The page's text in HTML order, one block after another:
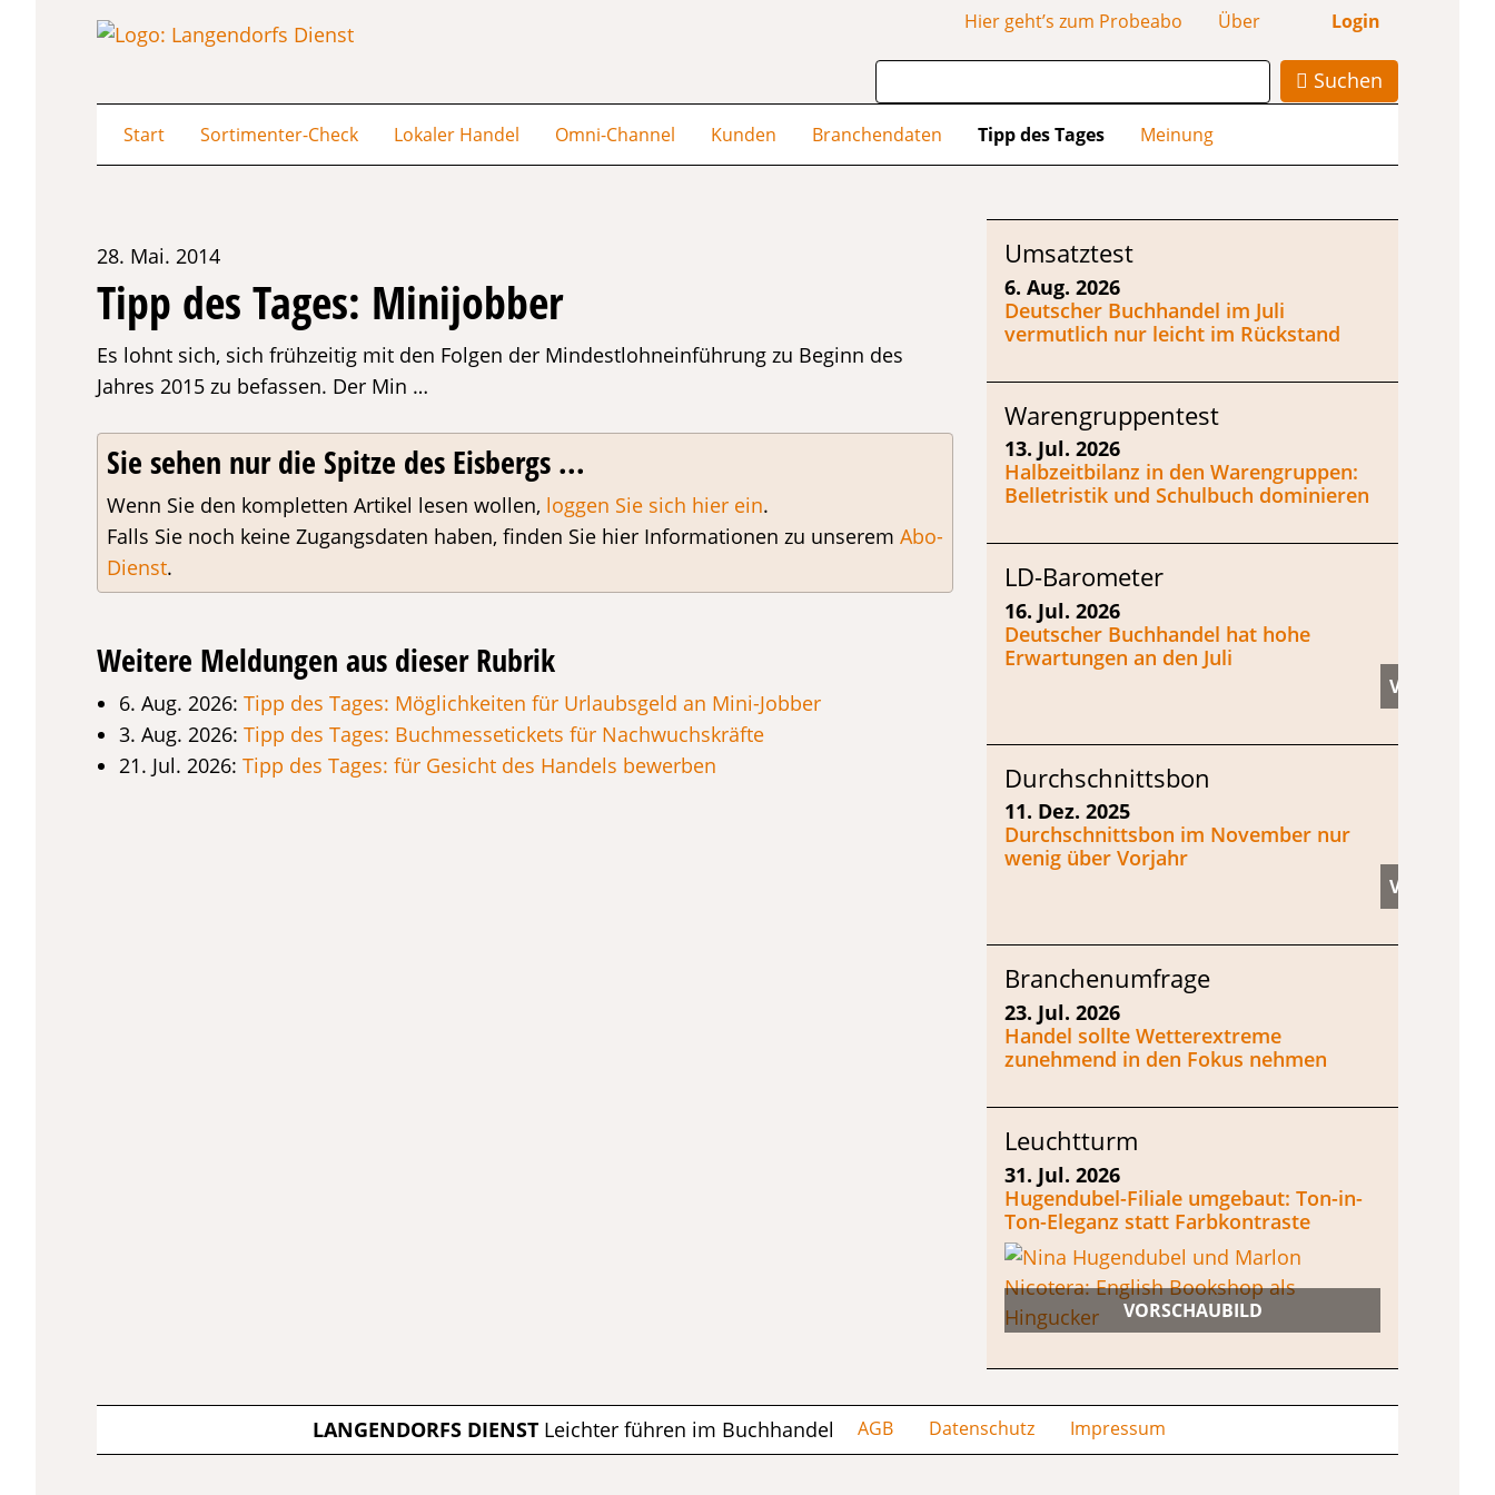
Hier geht’s zum Probeabo Über Login
Suchen
Start Sortimenter-Check Lokaler Handel Omni-Channel Kunden Branchendaten Tipp des Tages Meinung
28. Mai. 2014
Tipp des Tages: Minijobber
Es lohnt sich, sich frühzeitig mit den Folgen der Mindestlohneinführung zu Beginn des
Jahres 2015 zu befassen. Der Min …
Sie sehen nur die Spitze des Eisbergs ...
Wenn Sie den kompletten Artikel lesen wollen, loggen Sie sich hier ein.
Falls Sie noch keine Zugangsdaten haben, finden Sie hier Informationen zu unserem Abo-
Dienst.
Weitere Meldungen aus dieser Rubrik
6. Aug. 2026: Tipp des Tages: Möglichkeiten für Urlaubsgeld an Mini-Jobber
3. Aug. 2026: Tipp des Tages: Buchmessetickets für Nachwuchskräfte
21. Jul. 2026: Tipp des Tages: für Gesicht des Handels bewerben
Umsatztest
6. Aug. 2026
Deutscher Buchhandel im Juli
vermutlich nur leicht im Rückstand
Warengruppentest
13. Jul. 2026
Halbzeitbilanz in den Warengruppen:
Belletristik und Schulbuch dominieren
LD-Barometer
16. Jul. 2026
Deutscher Buchhandel hat hohe
Erwartungen an den Juli
Durchschnittsbon
11. Dez. 2025
Durchschnittsbon im November nur
wenig über Vorjahr
Branchenumfrage
23. Jul. 2026
Handel sollte Wetterextreme
zunehmend in den Fokus nehmen
Leuchtturm
31. Jul. 2026
Hugendubel-Filiale umgebaut: Ton-in-
Ton-Eleganz statt Farbkontraste
LANGENDORFS DIENSTLeichter führen im Buchhandel AGB Datenschutz Impressum